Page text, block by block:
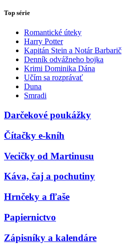
Top série
Romantické úteky
Harry Potter
Kapitán Stein a Notár Barbarič
Denník odvážneho bojka
Krimi Dominika Dána
Učím sa rozprávať
Duna
Smradi
Darčekové poukážky
Čítačky e-kníh
Vecičky od Martinusu
Káva, čaj a pochutiny
Hrnčeky a fľaše
Papiernictvo
Zápisníky a kalendáre